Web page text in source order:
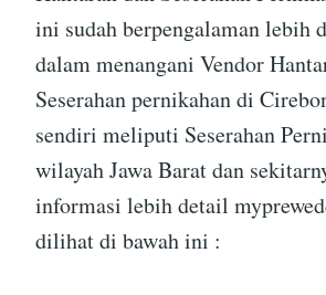
ini sudah berpengalaman lebih
dalam menangani Vendor
Seserahan pernikahan di
sendiri meliputi Seserahan
wilayah Jawa Barat dan
informasi lebih detail
dilihat di bawah ini :